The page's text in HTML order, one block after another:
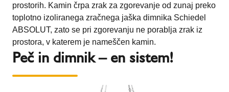
prostorih. Kamin črpa zrak za zgorevanje od zunaj preko
toplotno izoliranega zračnega jaška dimnika Schiedel
ABSOLUT, zato se pri zgorevanju ne porablja zrak iz
prostora, v katerem je nameščen kamin.
Peč in dimnik – en sistem!